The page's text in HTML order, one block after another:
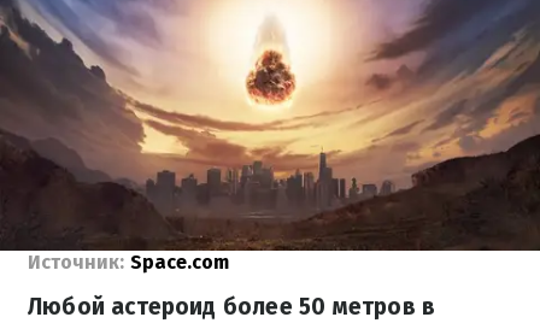
Источник: Space.com
Любой астероид более 50 метров в